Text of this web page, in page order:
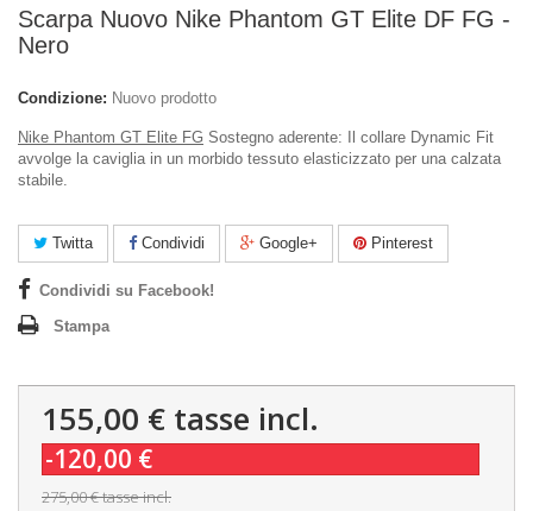
Scarpa Nuovo Nike Phantom GT Elite DF FG -
Nero
Condizione: Nuovo prodotto
Nike Phantom GT Elite FG Sostegno aderente: Il collare Dynamic Fit
avvolge la caviglia in un morbido tessuto elasticizzato per una calzata
stabile.
Twitta Condividi Google+ Pinterest
Condividi su Facebook!
Stampa
155,00 € tasse incl.
-120,00 €
275,00 €tasse incl.